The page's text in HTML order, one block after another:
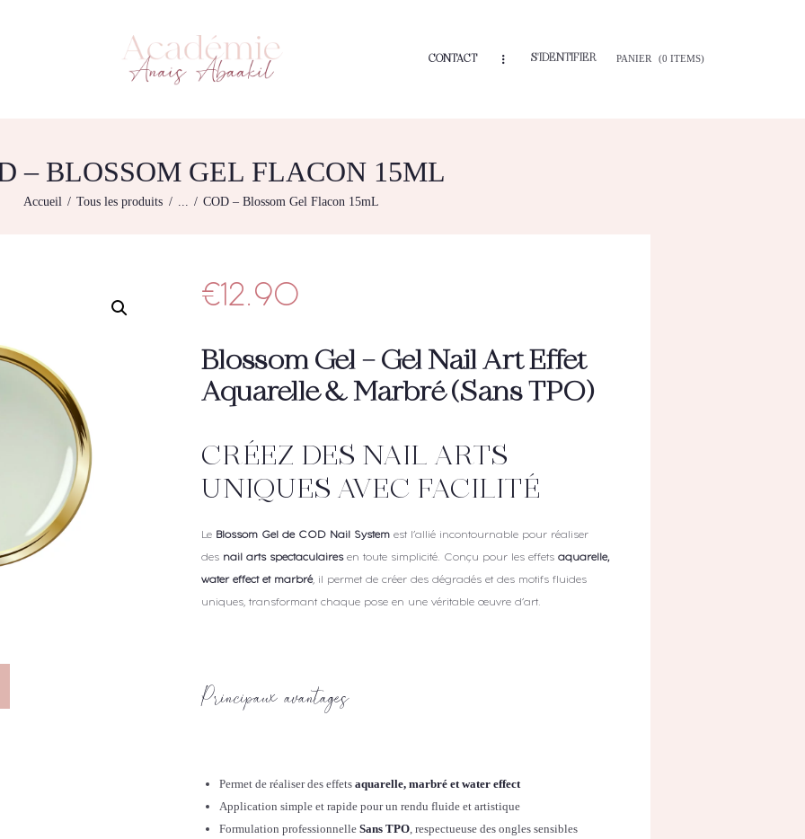
CONTACT S'IDENTIFIER PANIER (0 ITEMS)
– BLOSSOM GEL FLACON 15ML
Accueil Tous les produits COD – Blossom Gel Flacon 15mL
ACADÉMIE ANAÏS ABAAKIL
Formation et shop Indigo
NOS FORMATIONS
AGENDA DE
BOUTIQUE
CONTACTEZ-NOUS
€12.90
Blossom Gel – Gel Nail Art Effet
Aquarelle & Marbré (Sans TPO)
CRÉEZ DES NAIL ARTS
UNIQUES AVEC FACILITÉ
Le Blossom Gel de COD Nail System est l’allié incontournable pour réaliser
des nail arts spectaculairesen toute simplicité. Conçu pour les effets aquarelle,
water effect et marbré, il permet de créer des dégradés et des motifs fluides
uniques, transformant chaque pose en une véritable œuvre d’art.
Principaux avantages
Permet de réaliser des effetsaquarelle, marbré et water effect
Application simple et rapide pour un rendu fluide et artistique
Formulation professionnelleSans TPO , respectueuse des ongles sensibles